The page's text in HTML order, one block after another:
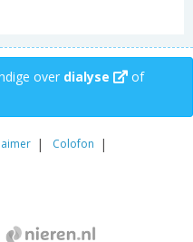
over dialyse
of
Colofon